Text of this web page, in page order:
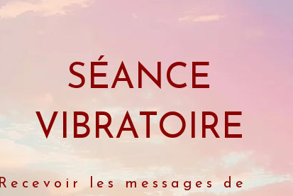
SÉANCE
VIBRATOIRE
​Recevoir les messages de